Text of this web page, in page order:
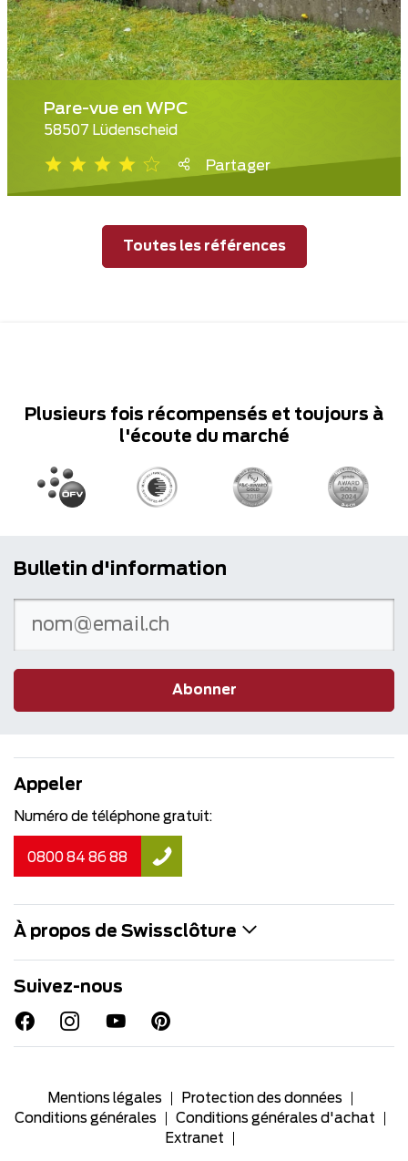
Pare-vue en WPC
58507 Lüdenscheid
Partager
Toutes les références
Plusieurs fois récompensés et toujours à
l'écoute du marché
Bulletin d'information
Abonner
Appeler
Numéro de téléphone gratuit:
0800 84 86 88
À propos de Swissclôture
Suivez-nous
Mentions légales
Protection des données
Conditions générales
Conditions générales d'achat
Extranet